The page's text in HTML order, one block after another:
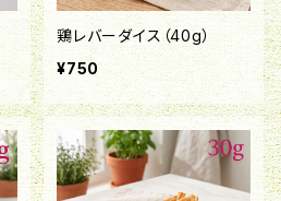
鶏レバーダイス（40g）
¥750